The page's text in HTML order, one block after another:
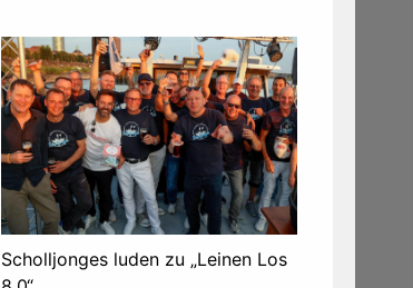
Scholljonges luden zu „Leinen Los